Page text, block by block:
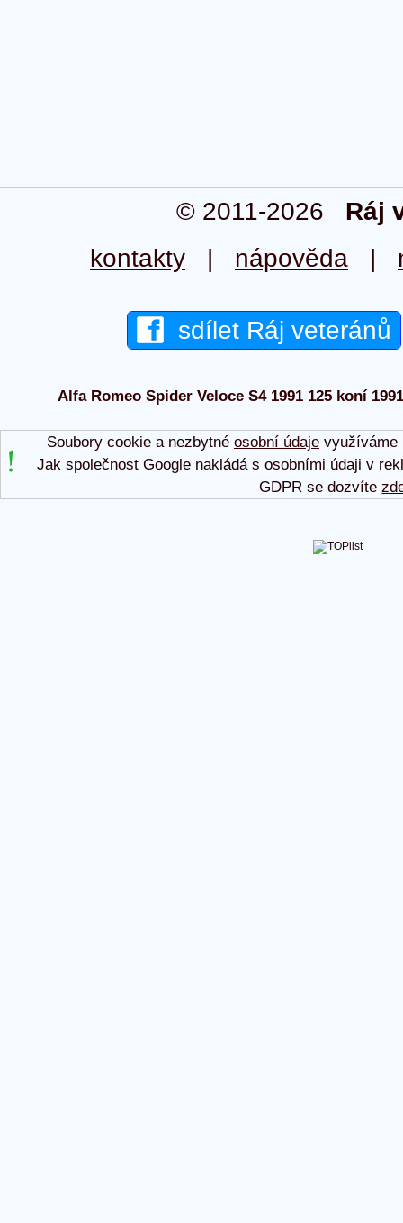
© 2011-2026 Ráj
kontakty | nápověda |
sdílet Ráj veteránů
Alfa Romeo Spider Veloce S4 1991 125 koní
Soubory cookie a nezbytné osobní údajevyužíváme
Jak společnost Google nakládá s osobními údaji v
GDPR se dozvíte